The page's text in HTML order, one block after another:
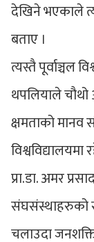
देखिने भएकाले
बताए ।
त्यस्तै पूर्वाञ्चल
थपलियाले चौथो
क्षमताको मानव
प्रा.डा. अमर
संघसंस्थाहरुको
चलाउदा